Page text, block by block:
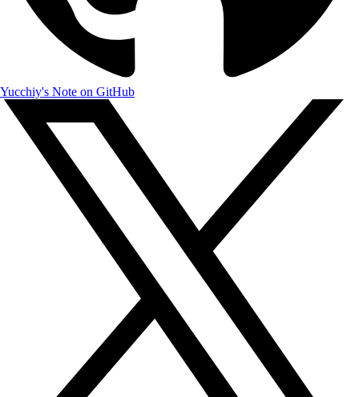
Yucchiy's Note on GitHub